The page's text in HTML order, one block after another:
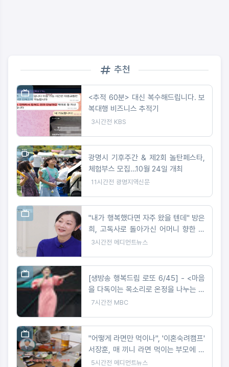
추천
<추적 60분> 대신 복수해드립니다. 보
복대행 비즈니스 추적기
3시간전 KBS
광명시 기후주간 & 제2회 놀탄페스타,
체험부스 모집…10월 24일 개최
11시간전 광명지역신문
"내가 행복했다면 자주 왔을 텐데" 방은
희, 고독사로 돌아가신 어머니 향한 오
열
3시간전 메디먼트뉴스
[생방송 행복드림 로또 6/45] - <마음
을 다독이는 목소리로 온정을 나누는 가
수 왁스 ‘생방송 행복드림 로또 6/45’
7시간전 MBC
"어떻게 라면만 먹이나", '이혼숙려캠프'
서장훈, 매 끼니 라면 먹이는 부모에 일
침
5시간전 메디먼트뉴스